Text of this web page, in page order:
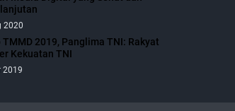
2020
2019, Panglima TNI: Rakyat
Kekuatan TNI
2019